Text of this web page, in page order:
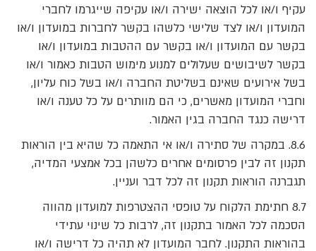
עקיף ו/או לכל הוצאה ישירה ו/או עקיפה שייגרמו לחברי
המועדון ו/או לצד שלישי כלשהו בקשר לחברות במועדון ו/או
בקשר עם המועדון ו/או בקשר עם ההטבות במועדון ו/או
בקשר לשיבושים שעלולים למנוע מימוש הטבות כאמור ו/או
בשל אירועים שאינם בשליטת החברה ו/או בשל כוח עליון,
וחברי המועדון מאשרים, כי הם מוותרים על כל טענה ו/או
דרישה כנגד החברה בגין האמור.
8.6. במקרה של סתירה ו/או אי התאמה כל שהיא בין הוראות
תקנון זה לבין פרסומים אחרים כלשהן בכל אמצעי המדיה,
תגברנה הוראות תקנון זה לכל דבר ועניין.
8.7 חתימת הלקוח על טופסי ההצטרפות למועדון מהווה
הסכמה לכל האמור בתקנון זה, לרבות כל שינוי עתידי
בהוראות התקנון. לחבר המועדון לא תהיה כל דרישה ו/או